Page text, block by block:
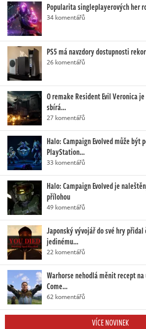
Popularita singleplayerových her
34 komentářů
PS5 má navzdory dostupnosti
26 komentářů
O remake Resident Evil Veronica
sbírá…
27 komentářů
Halo: Campaign Evolved může být
PlayStation…
33 komentářů
Halo: Campaign Evolved je
přílohou
49 komentářů
Japonský vývojář do své hry
jedinému…
22 komentářů
Warhorse nehodlá měnit recept
Come…
62 komentářů
VÍCE NOVINEK